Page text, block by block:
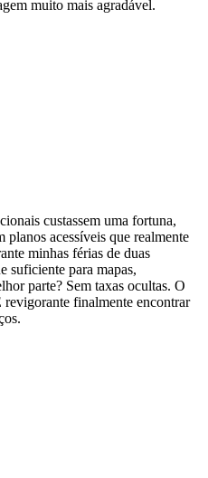
muito mais agradável.
custassem uma fortuna,
planos acessíveis que realmente
minhas férias de duas
suficiente para mapas,
parte? Sem taxas ocultas. O
finalmente encontrar